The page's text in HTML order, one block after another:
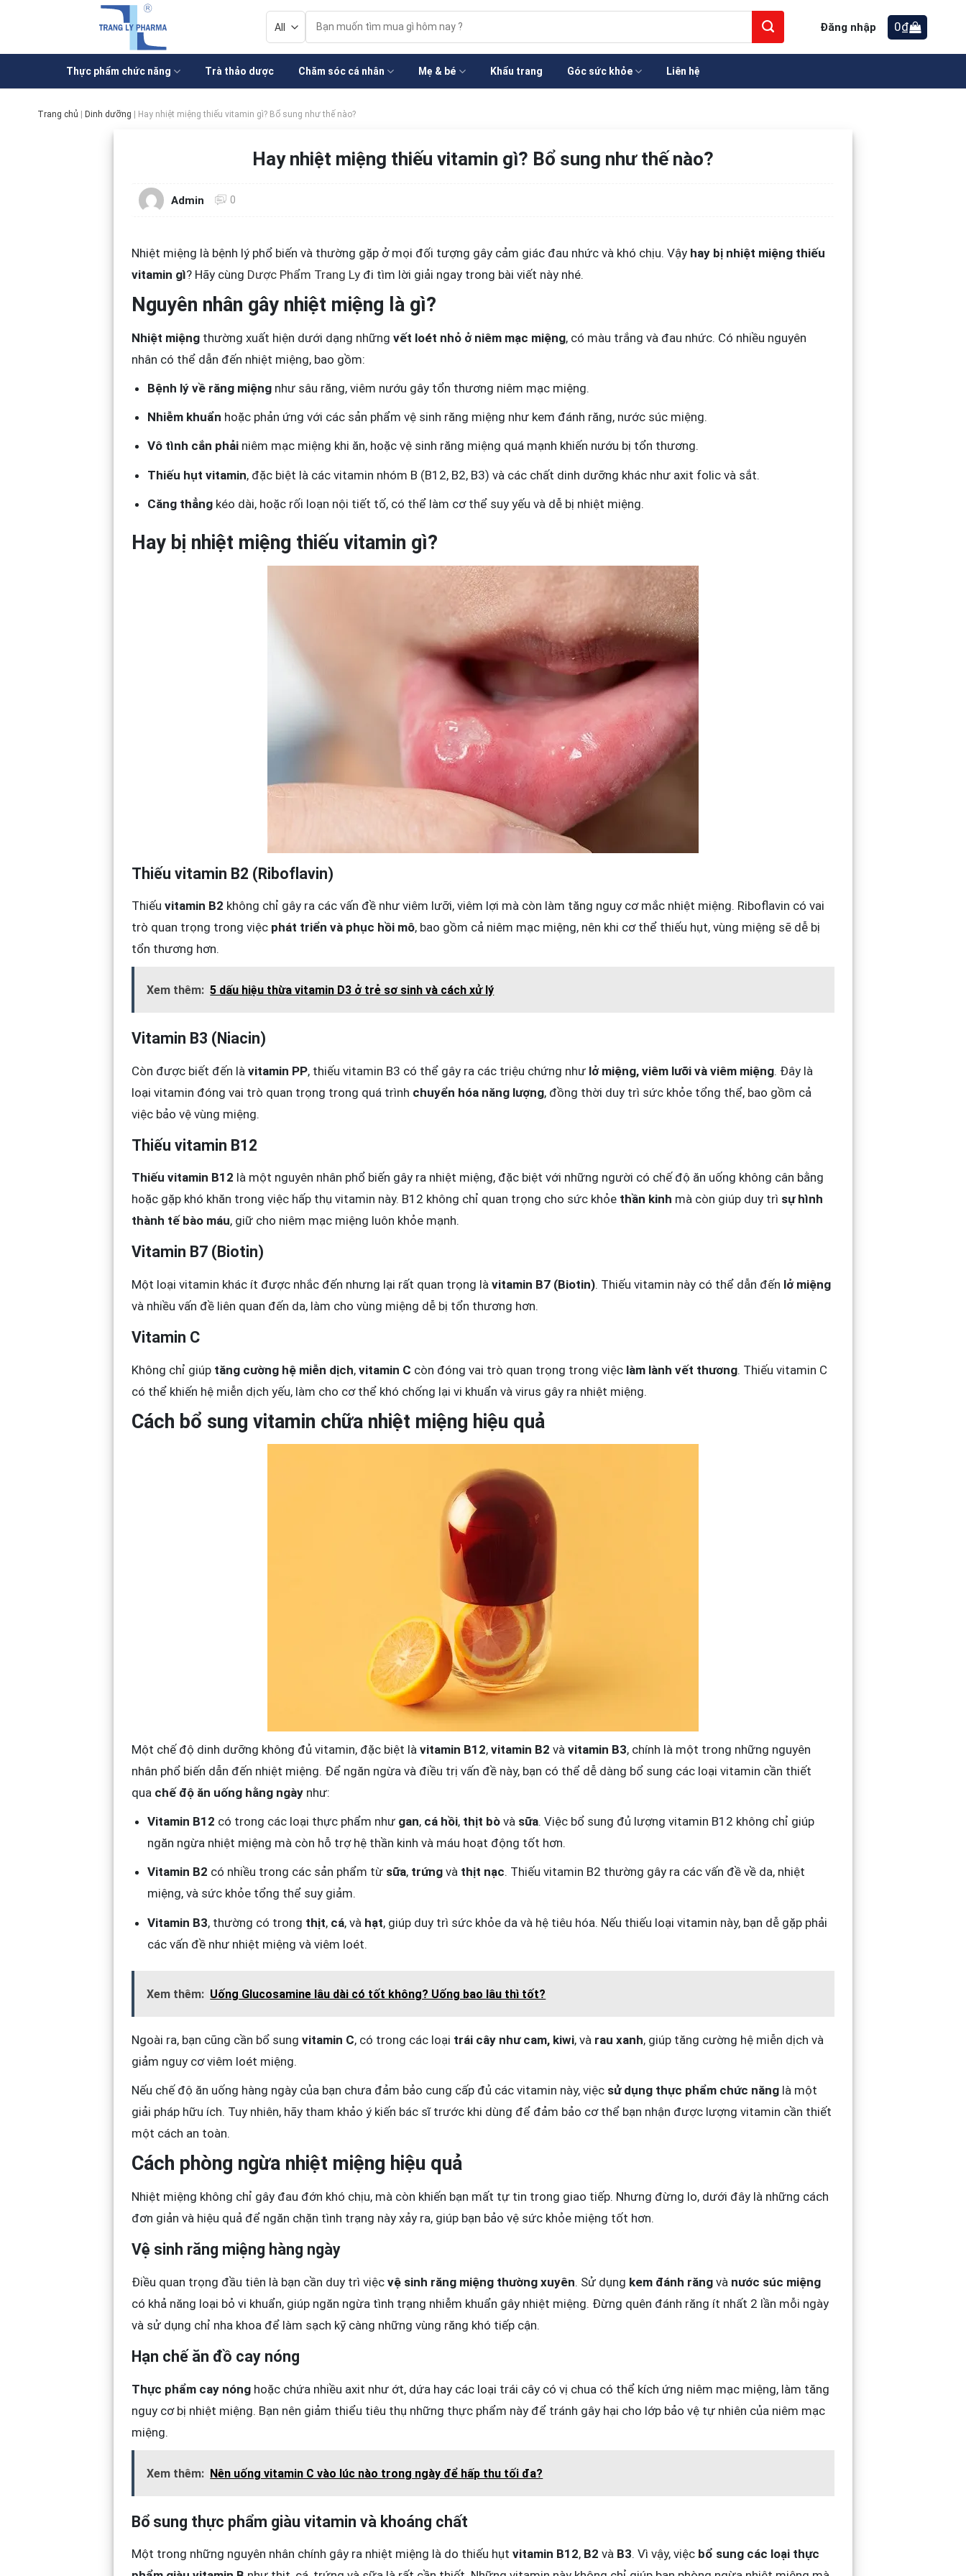
content
kiếm:
Đăng nhập 0₫
Thực phẩm chức năng Trà thảo dược Chăm sóc cá nhân Mẹ & bé Khẩu trang Góc sức khỏe Liên hệ
Trang chủ Dinh dưỡng Hay nhiệt miệng thiếu vitamin gì? Bổ sung như thế nào?
Hay nhiệt miệng thiếu vitamin gì? Bổ sung như thế nào?
Admin 0
Nhiệt miệng là bệnh lý phổ biến và thường gặp ở mọi đối tượng gây cảm giác đau nhức và khó chịu. Vậy hay bị nhiệt miệng thiếu
vitamin gì? Hãy cùng Dược Phẩm Trang Ly đi tìm lời giải ngay trong bài viết này nhé.
Nguyên nhân gây nhiệt miệng là gì?
Nhiệt miệng thường xuất hiện dưới dạng nhữngvết loét nhỏ ở niêm mạc miệng, có màu trắng và đau nhức. Có nhiều nguyên
nhân có thể dẫn đến nhiệt miệng, bao gồm:
Bệnh lý về răng miệng như sâu răng, viêm nướu gây tổn thương niêm mạc miệng.
Nhiễm khuẩn hoặc phản ứng với các sản phẩm vệ sinh răng miệng như kem đánh răng, nước súc miệng.
Vô tình cắn phải niêm mạc miệng khi ăn, hoặc vệ sinh răng miệng quá mạnh khiến nướu bị tổn thương.
Thiếu hụt vitamin, đặc biệt là các vitamin nhóm B (B12, B2, B3) và các chất dinh dưỡng khác như axit folic và sắt.
Căng thẳng kéo dài, hoặc rối loạn nội tiết tố, có thể làm cơ thể suy yếu và dễ bị nhiệt miệng.
Hay bị nhiệt miệng thiếu vitamin gì?
Thiếu vitamin B2 (Riboflavin)
Thiếuvitamin B2 không chỉ gây ra các vấn đề như viêm lưỡi, viêm lợi mà còn làm tăng nguy cơ mắc nhiệt miệng. Riboflavin có vai
trò quan trọng trong việc phát triển và phục hồi mô, bao gồm cả niêm mạc miệng, nên khi cơ thể thiếu hụt, vùng miệng sẽ dễ bị
tổn thương hơn.
Xem thêm: 5 dấu hiệu thừa vitamin D3 ở trẻ sơ sinh và cách xử lý
Vitamin B3 (Niacin)
Còn được biết đến làvitamin PP, thiếu vitamin B3 có thể gây ra các triệu chứng như lở miệng, viêm lưỡi và viêm miệng. Đây là
loại vitamin đóng vai trò quan trọng trong quá trình chuyển hóa năng lượng, đồng thời duy trì sức khỏe tổng thể, bao gồm cả
việc bảo vệ vùng miệng.
Thiếu vitamin B12
Thiếu vitamin B12 là một nguyên nhân phổ biến gây ra nhiệt miệng, đặc biệt với những người có chế độ ăn uống không cân bằng
hoặc gặp khó khăn trong việc hấp thụ vitamin này. B12 không chỉ quan trọng cho sức khỏe thần kinh mà còn giúp duy trì sự hình
thành tế bào máu, giữ cho niêm mạc miệng luôn khỏe mạnh.
Vitamin B7 (Biotin)
Một loại vitamin khác ít được nhắc đến nhưng lại rất quan trọng làvitamin B7 (Biotin). Thiếu vitamin này có thể dẫn đến lở miệng
và nhiều vấn đề liên quan đến da, làm cho vùng miệng dễ bị tổn thương hơn.
Vitamin C
Không chỉ giúp tăng cường hệ miễn dịch,vitamin C còn đóng vai trò quan trọng trong việc làm lành vết thương. Thiếu vitamin C
có thể khiến hệ miễn dịch yếu, làm cho cơ thể khó chống lại vi khuẩn và virus gây ra nhiệt miệng.
Cách bổ sung vitamin chữa nhiệt miệng hiệu quả
Một chế độ dinh dưỡng không đủ vitamin, đặc biệt làvitamin B12,vitamin B2 vàvitamin B3, chính là một trong những nguyên
nhân phổ biến dẫn đến nhiệt miệng. Để ngăn ngừa và điều trị vấn đề này, bạn có thể dễ dàng bổ sung các loại vitamin cần thiết
qua chế độ ăn uống hằng ngày như:
Vitamin B12 có trong các loại thực phẩm như gan, cá hồi, thịt bò và sữa. Việc bổ sung đủ lượng vitamin B12 không chỉ giúp
ngăn ngừa nhiệt miệng mà còn hỗ trợ hệ thần kinh và máu hoạt động tốt hơn.
Vitamin B2 có nhiều trong các sản phẩm từ sữa, trứng và thịt nạc. Thiếu vitamin B2 thường gây ra các vấn đề về da, nhiệt
miệng, và sức khỏe tổng thể suy giảm.
Vitamin B3, thường có trong thịt, cá, và hạt, giúp duy trì sức khỏe da và hệ tiêu hóa. Nếu thiếu loại vitamin này, bạn dễ gặp phải
các vấn đề như nhiệt miệng và viêm loét.
Xem thêm: Uống Glucosamine lâu dài có tốt không? Uống bao lâu thì tốt?
Ngoài ra, bạn cũng cần bổ sungvitamin C, có trong các loại trái cây như cam, kiwi, và rau xanh, giúp tăng cường hệ miễn dịch và
giảm nguy cơ viêm loét miệng.
Nếu chế độ ăn uống hàng ngày của bạn chưa đảm bảo cung cấp đủ các vitamin này, việc sử dụng thực phẩm chức năng là một
giải pháp hữu ích. Tuy nhiên, hãy tham khảo ý kiến bác sĩ trước khi dùng để đảm bảo cơ thể bạn nhận được lượng vitamin cần thiết
một cách an toàn.
Cách phòng ngừa nhiệt miệng hiệu quả
Nhiệt miệng không chỉ gây đau đớn khó chịu, mà còn khiến bạn mất tự tin trong giao tiếp. Nhưng đừng lo, dưới đây là những cách
đơn giản và hiệu quả để ngăn chặn tình trạng này xảy ra, giúp bạn bảo vệ sức khỏe miệng tốt hơn.
Vệ sinh răng miệng hàng ngày
Điều quan trọng đầu tiên là bạn cần duy trì việcvệ sinh răng miệng thường xuyên. Sử dụng kem đánh răng và nước súc miệng
có khả năng loại bỏ vi khuẩn, giúp ngăn ngừa tình trạng nhiễm khuẩn gây nhiệt miệng. Đừng quên đánh răng ít nhất 2 lần mỗi ngày
và sử dụng chỉ nha khoa để làm sạch kỹ càng những vùng răng khó tiếp cận.
Hạn chế ăn đồ cay nóng
Thực phẩm cay nóng hoặc chứa nhiều axit như ớt, dứa hay các loại trái cây có vị chua có thể kích ứng niêm mạc miệng, làm tăng
nguy cơ bị nhiệt miệng. Bạn nên giảm thiểu tiêu thụ những thực phẩm này để tránh gây hại cho lớp bảo vệ tự nhiên của niêm mạc
miệng.
Xem thêm: Nên uống vitamin C vào lúc nào trong ngày để hấp thu tối đa?
Bổ sung thực phẩm giàu vitamin và khoáng chất
Một trong những nguyên nhân chính gây ra nhiệt miệng là do thiếu hụtvitamin B12, B2 và B3. Vì vậy, việc bổ sung các loại thực